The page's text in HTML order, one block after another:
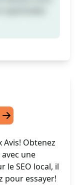
Avis! Obtenez
une
le SEO local, il
pour essayer!